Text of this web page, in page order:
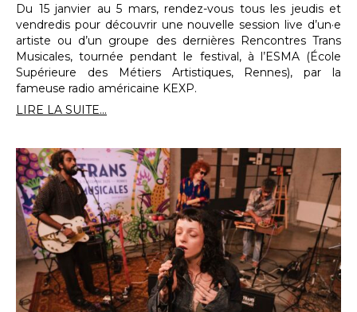
Du 15 janvier au 5 mars, rendez-vous tous les jeudis et
vendredis pour découvrir une nouvelle session live d’un·e
artiste ou d’un groupe des dernières Rencontres Trans
Musicales, tournée pendant le festival, à l’ESMA (École
Supérieure des Métiers Artistiques, Rennes), par la
fameuse radio américaine KEXP.
LIRE LA SUITE...